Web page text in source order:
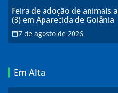
Feira de adoção de animais
(8) em Aparecida de Goiânia
7 de agosto de 2026
Em Alta